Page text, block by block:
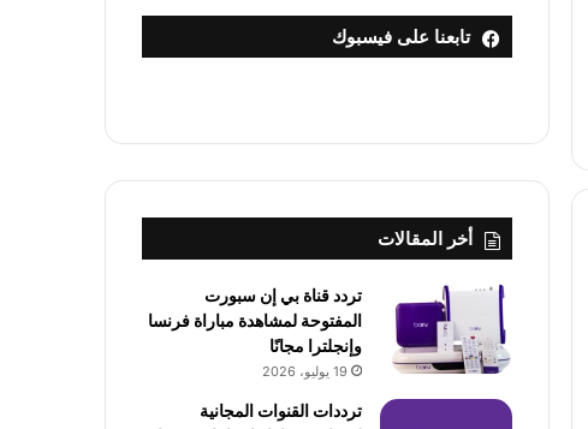
تابعنا على فيسبوك
أخر المقالات
تردد قناة بي إن سبورت
المفتوحة لمشاهدة مباراة فرنسا
وإنجلترا مجانًا
19 يوليو، 2026
ترددات القنوات المجانية